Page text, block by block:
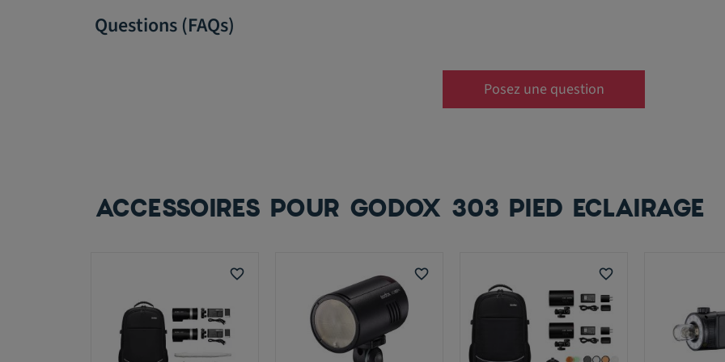
Questions (FAQs)
Posez une question
ACCESSOIRES POUR GODOX 303 PIED ECLAIRAGE
favorite_border favorite_border favorite_border